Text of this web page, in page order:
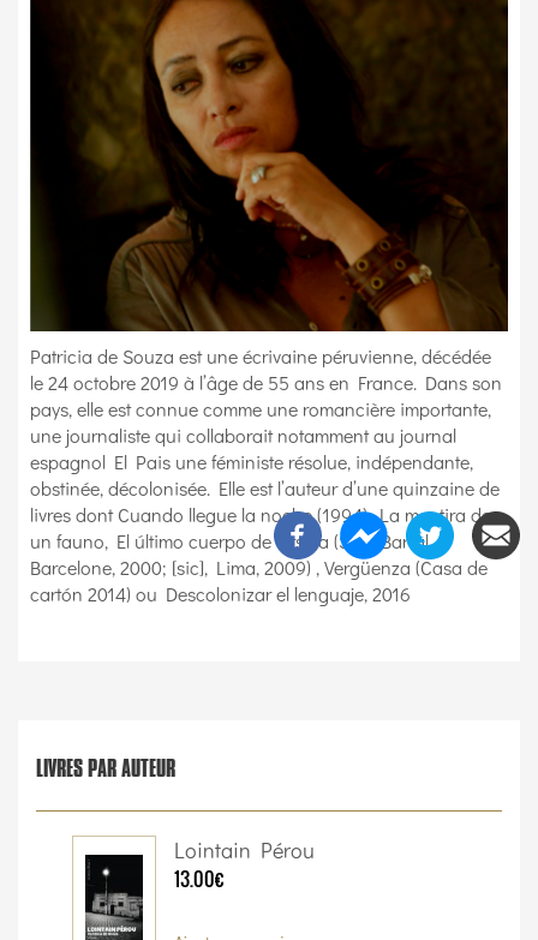
Patricia de Souza est une écrivaine péruvienne, décédée
le 24 octobre 2019 à l’âge de 55 ans en France. Dans son
pays, elle est connue comme une romancière importante,
une journaliste qui collaborait notamment au journal
espagnol El Pais une féministe résolue, indépendante,
obstinée, décolonisée. Elle est l’auteur d’une quinzaine de
livres dont Cuando llegue la noche (1994), La mentira de
un fauno, El último cuerpo de Úrsula (Seix Barral,
Barcelone, 2000; [sic], Lima, 2009) , Vergüenza (Casa de
cartón 2014) ou Descolonizar el lenguaje, 2016
LIVRES PAR AUTEUR
Lointain Pérou
13.00€